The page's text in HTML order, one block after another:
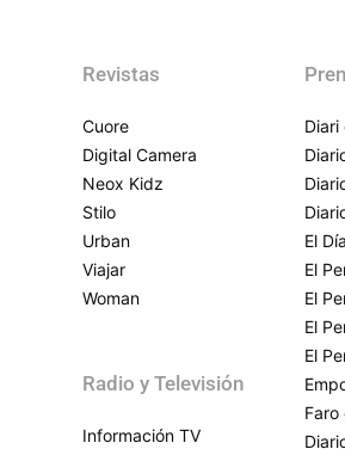
Revistas
Cuore
Digital Camera
Neox Kidz
Stilo
Urban
Viajar
Woman
Radio y Televisión
Información TV
Diari
El Día
El
El
El
El
Faro